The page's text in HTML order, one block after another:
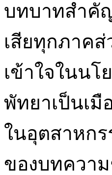
บทบาทสำคั
เสียทุกภาค
เข้าใจในน
พัทยาเป็นเ
ในอุตสาหกร
ของบทควา